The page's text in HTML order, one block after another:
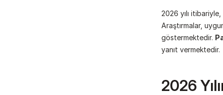
2026 yılı itibariyle,
Araştırmalar,
göstermektedir.
yanıt vermektedir.
2026